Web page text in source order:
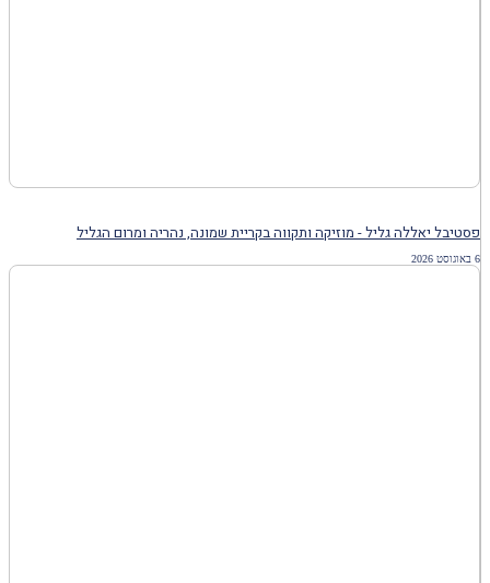
פסטיבל יאללה גליל - מוזיקה ותקווה בקריית שמונה, נהריה ומרום הגליל
6 באוגוסט 2026